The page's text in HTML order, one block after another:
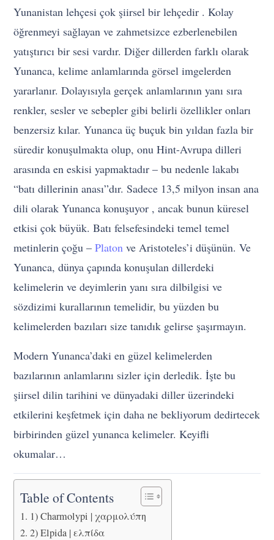
Yunanistan lehçesi çok şiirsel bir lehçedir . Kolay
öğrenmeyi sağlayan ve zahmetsizce ezberlenebilen
yatıştırıcı bir sesi vardır. Diğer dillerden farklı olarak
Yunanca, kelime anlamlarında görsel imgelerden
yararlanır. Dolayısıyla gerçek anlamlarının yanı sıra
renkler, sesler ve sebepler gibi belirli özellikler onları
benzersiz kılar. Yunanca üç buçuk bin yıldan fazla bir
süredir konuşulmakta olup, onu Hint-Avrupa dilleri
arasında en eskisi yapmaktadır – bu nedenle lakabı
“batı dillerinin anası”dır. Sadece 13,5 milyon insan ana
dili olarak Yunanca konuşuyor , ancak bunun küresel
etkisi çok büyük. Batı felsefesindeki temel temel
metinlerin çoğu –Platon ve Aristoteles’i düşünün. Ve
Yunanca, dünya çapında konuşulan dillerdeki
kelimelerin ve deyimlerin yanı sıra dilbilgisi ve
sözdizimi kurallarının temelidir, bu yüzden bu
kelimelerden bazıları size tanıdık gelirse şaşırmayın.
Modern Yunanca’daki en güzel kelimelerden
bazılarının anlamlarını sizler için derledik. İşte bu
şiirsel dilin tarihini ve dünyadaki diller üzerindeki
etkilerini keşfetmek için daha ne bekliyorum dedirtecek
birbirinden güzel yunanca kelimeler. Keyifli
okumalar…
Table of Contents
1) Charmolypi | χαρμολύπη
2) Elpida | ελπίδα